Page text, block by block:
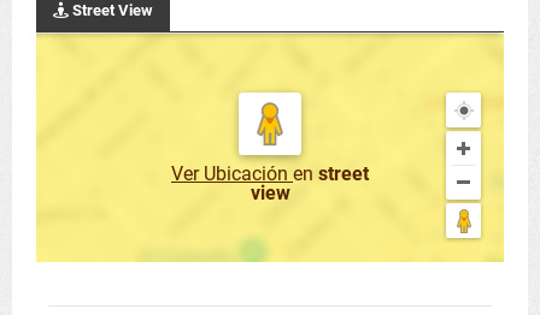
Street View
Ver Ubicación en street
view